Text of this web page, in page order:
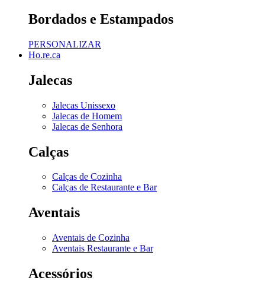
Bordados e Estampados
PERSONALIZAR
Ho.re.ca
Jalecas
Jalecas Unissexo
Jalecas de Homem
Jalecas de Senhora
Calças
Calças de Cozinha
Calças de Restaurante e Bar
Aventais
Aventais de Cozinha
Aventais Restaurante e Bar
Acessórios